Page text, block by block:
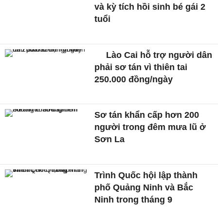
và kỳ tích hồi sinh bé gái 2
tuổi
Lào Cai hỗ trợ người dân
phải sơ tán vì thiên tai
250.000 đồng/ngày
Sơ tán khẩn cấp hơn 200
người trong đêm mưa lũ ở
Sơn La
Trình Quốc hội lập thành
phố Quảng Ninh và Bắc
Ninh trong tháng 9